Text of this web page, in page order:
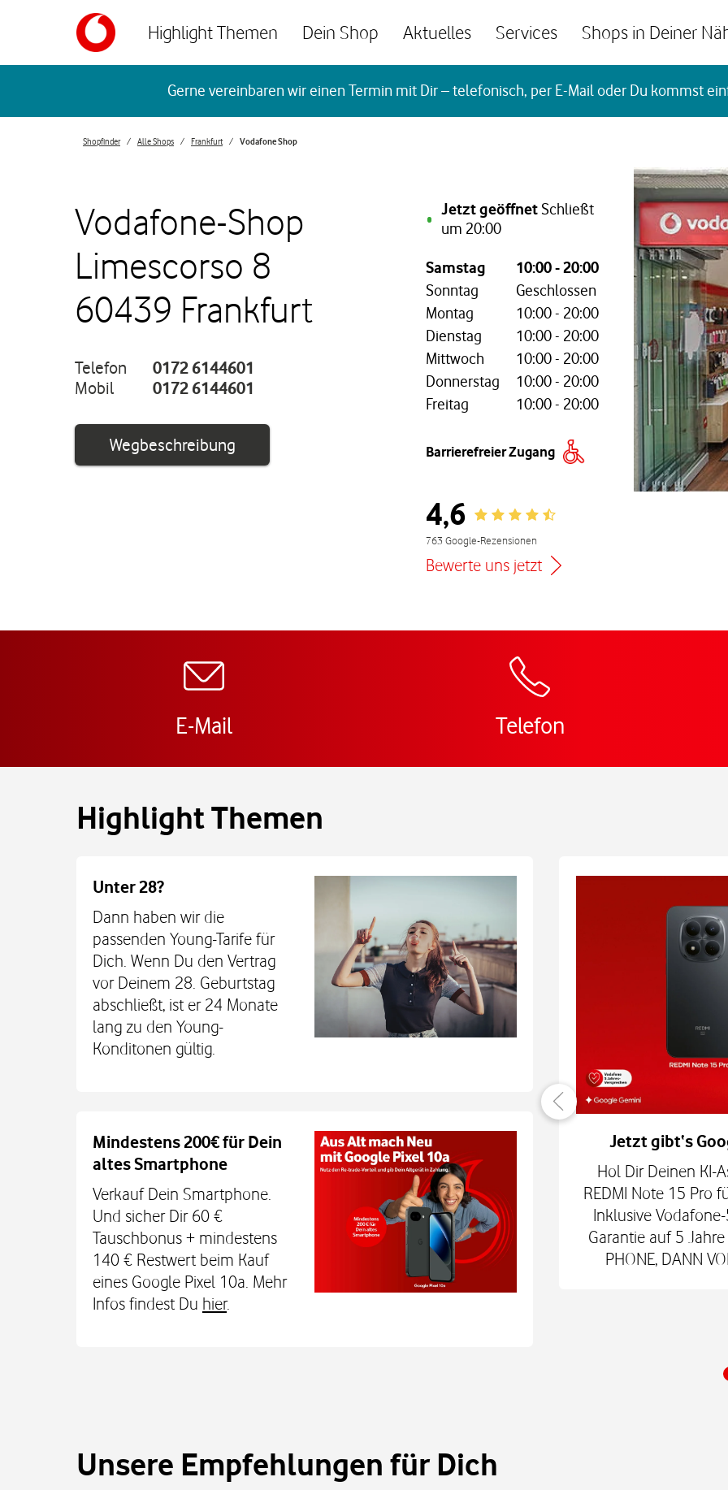
Highlight Themen Dein Shop Aktuelles Services Shops in Deiner
Gerne vereinbaren wir einen Termin mit Dir – telefonisch, per E-Mail oder Du kommst
Shopfinder Alle Shops Frankfurt Vodafone Shop
Vodafone-Shop
Limescorso 8
60439 Frankfurt
Telefon
0172 6144601
Mobil
0172 6144601
WegbeschreibungLink öffnet in einem neuen Tab
Jetzt geöffnet Schließt
um 20:00
Wochentag, Öffnungszeiten
Samstag 10:00-20:00
Sonntag
Geschlossen
Montag
10:00- 20:00
Dienstag
10:00- 20:00
Mittwoch
10:00- 20:00
Donnerstag
10:00- 20:00
Freitag
10:00- 20:00
Barrierefreier Zugang
4,6 Rating 4.6
763 Google-Rezensionen
Bewerte uns jetzt
E-Mail Telefon
Highlight Themen
Unter 28?
Dann haben wir die
passenden Young-Tarife für
Dich. Wenn Du den Vertrag
vor Deinem 28. Geburtstag
abschließt, ist er 24 Monate
lang zu den Young-
Konditonen gültig.
Mindestens 200€ für Dein
altes Smartphone
Verkauf Dein Smartphone.
Und sicher Dir 60 €
Tauschbonus + mindestens
140 € Restwert beim Kauf
eines Google Pixel 10a. Mehr
Infos findest Du hier.
Auch auf dem Schulweg immer verbunden
Dein Kind bleibt unterwegs auch ohne Smartphone mit
Sicherheit erreichbar. Mit der Xplora X6Play 2nd Gen. oder der
TCL MT48X Smartwatch für je einmal 1 € zum Smart Tech M.
Den Tarif gibt's jetzt 3 Monate für 0 € und danach für mtl. 9,99
€. Alle Infos bei uns im Shop.
Jetzt gibt‘s
Hol Dir Deinen KI-
REDMI Note 15 Pro
Inklusive
Garantie auf 5
PHONE, DANN
Unsere Empfehlungen für Dich